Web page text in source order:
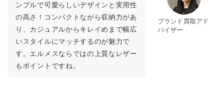
ブランド買取アド
バイザー
ンプルで可愛らしいデザインと実用性
の高さ！コンパクトながら収納力があ
り、カジュアルからキレイめまで幅広
いスタイルにマッチするのが魅力で
す。エルメスならではの上質なレザー
もポイントですね。